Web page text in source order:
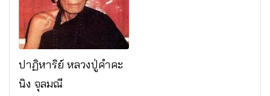
จ.เชียงใหม่
ปาฏิหาริย์ หลวงปู่คำคะ
นิง จุลมณี